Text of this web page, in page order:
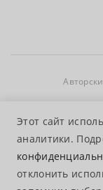
Этот сайт
аналитики.
отклонить